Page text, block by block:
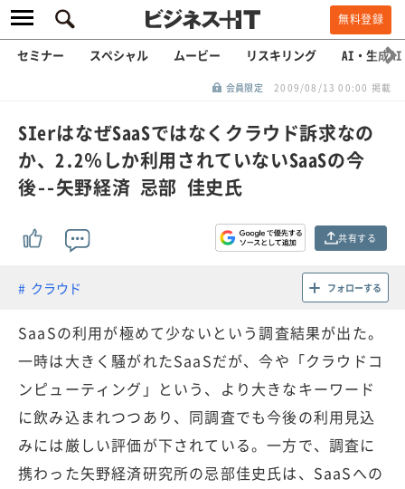
無料登録
セミナー スペシャル ムービー リスキリング AI・生成AI
会員限定 2009/08/13 00:00 掲載
SIerはなぜSaaSではなくクラウド訴求なの
か、2.2％しか利用されていないSaaSの今
後--矢野経済 忌部 佳史氏
共有する
クラウド フォローする
SaaSの利用が極めて少ないという調査結果が出た。
一時は大きく騒がれたSaaSだが、今や「クラウドコ
ンピューティング」という、より大きなキーワード
に飲み込まれつつあり、同調査でも今後の利用見込
みには厳しい評価が下されている。一方で、調査に
携わった矢野経済研究所の忌部佳史氏は、SaaSへの